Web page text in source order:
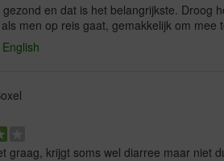
en dat is het belangrijkste. Droog
men op reis gaat, gemakkelijk om mee
graag, krijgt soms wel diarree maar niet